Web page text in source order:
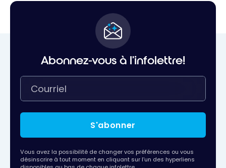
Abonnez-vous à l'infolettre!
S'abonner
Vous avez la possibilité de changer vos préférences ou vous
désinscrire à tout moment en cliquant sur l’un des hyperliens